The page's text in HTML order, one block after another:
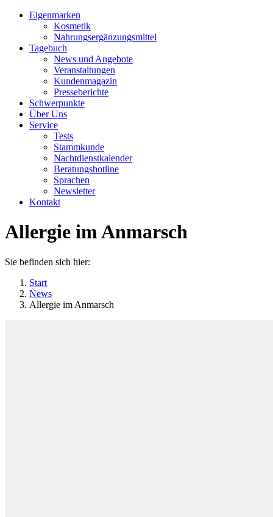
Eigenmarken
Kosmetik
Nahrungsergänzungsmittel
Tagebuch
News und Angebote
Veranstaltungen
Kundenmagazin
Presseberichte
Schwerpunkte
Über Uns
Service
Tests
Stammkunde
Nachtdienstkalender
Beratungshotline
Sprachen
Newsletter
Kontakt
Allergie im Anmarsch
Sie befinden sich hier:
Start
News
Allergie im Anmarsch